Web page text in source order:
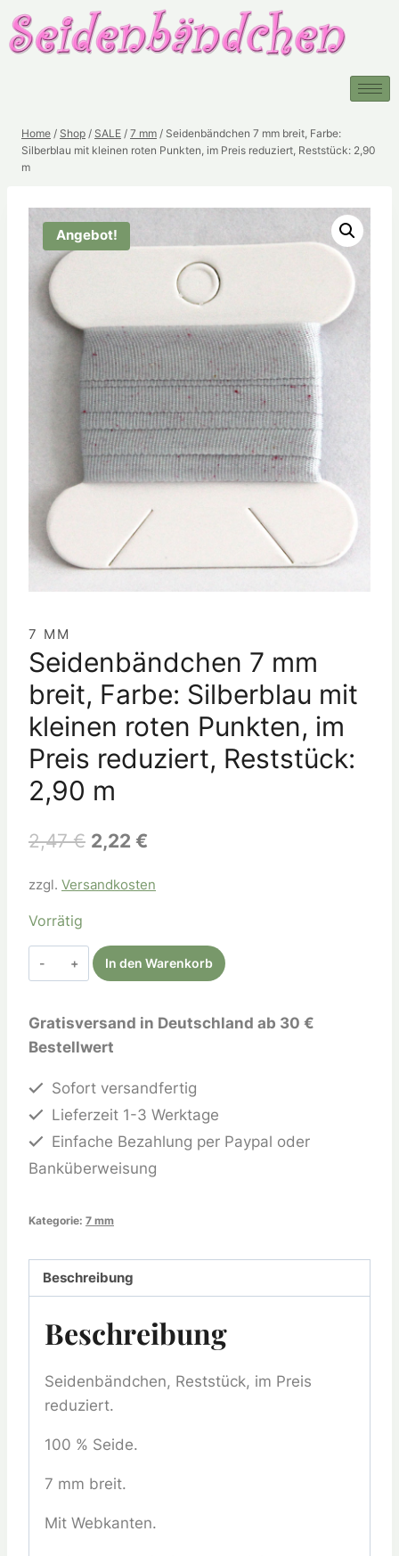
Home / Shop / SALE / 7 mm / Seidenbändchen 7 mm breit, Farbe:
Silberblau mit kleinen roten Punkten, im Preis reduziert, Reststück: 2,90
m
Angebot!
7 MM
Seidenbändchen 7 mm
breit, Farbe: Silberblau mit
kleinen roten Punkten, im
Preis reduziert, Reststück:
2,90 m
2,47€ 2,22 €
zzgl. Versandkosten
Vorrätig
In den Warenkorb
Gratisversand in Deutschland ab 30 €
Bestellwert
Sofort versandfertig
Lieferzeit 1-3 Werktage
Einfache Bezahlung per Paypal oder
Banküberweisung
Kategorie: 7 mm
Beschreibung
Beschreibung
Seidenbändchen, Reststück, im Preis
reduziert.
100 % Seide.
7 mm breit.
Mit Webkanten.